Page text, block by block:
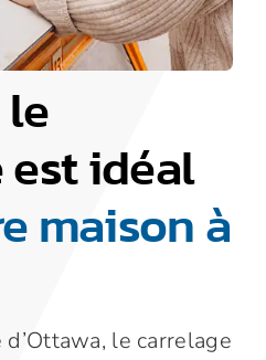
idéal
maison à
le carrelage